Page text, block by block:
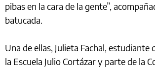
pibas en la cara de la gente”,
batucada.
Una de ellas, Julieta Fachal, estudiante
la Escuela Julio Cortázar y parte de la